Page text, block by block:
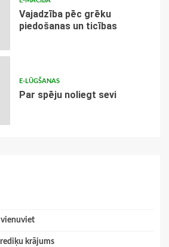
Vajadzība pēc grēku
piedošanas un ticības
E-LŪGŠANAS
Par spēju noliegt sevi
vienuviet
krājums